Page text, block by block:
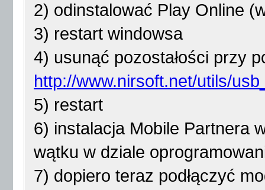
2) odinstalować Play Online
3) restart windowsa
4) usunąć pozostałości przy
http://www.nirsoft.net/utils/
5) restart
6) instalacja Mobile Partnera
wątku w dziale
7) dopiero teraz podłączyć